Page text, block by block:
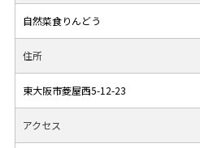
自然菜食りんどう
住所
東大阪市菱屋西5-12-23
アクセス